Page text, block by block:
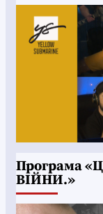
Програма
ВІЙНИ.»